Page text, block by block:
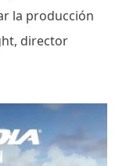
la producción
director